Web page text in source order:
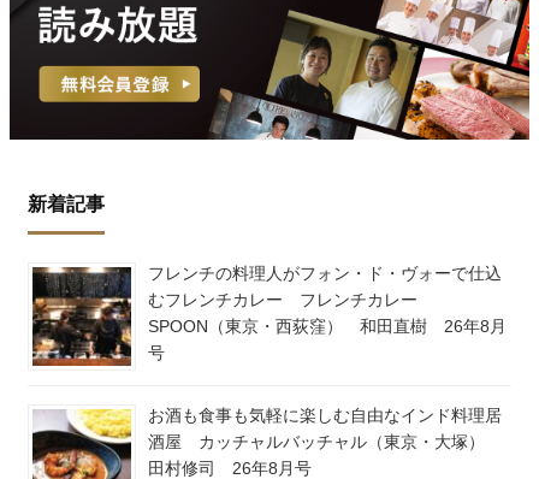
新着記事
フレンチの料理人がフォン・ド・ヴォーで仕込
むフレンチカレー フレンチカレー
SPOON（東京・西荻窪） 和田直樹 26年8月
号
お酒も食事も気軽に楽しむ自由なインド料理居
酒屋 カッチャルバッチャル（東京・大塚）
田村修司 26年8月号